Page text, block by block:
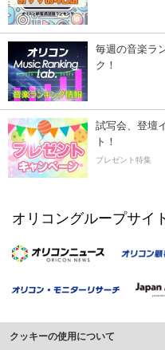
毎週の音楽ラ
ク！
試写会、登壇
ト！
プレゼント特集
オリコングループサイ
クッキーの使用について